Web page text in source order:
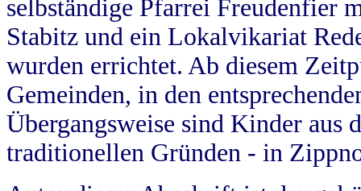
selbständige Pfarrei Freudenfier
Stabitz und ein Lokalvikariat
wurden errichtet. Ab diesem
Gemeinden, in den
Übergangsweise sind Kinder aus
traditionellen Gründen - in